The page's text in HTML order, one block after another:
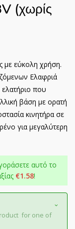
(χωρίς
με εύκολη χρήση.
Ελαφριά
που
βάση με ορατή
κινητήρα σε
για μεγαλύτερη
αυτό το
€1.58!
for one of